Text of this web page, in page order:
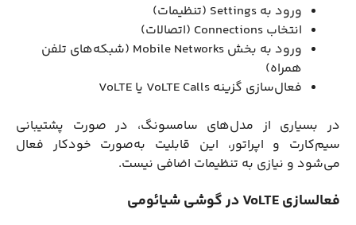
ورود به Settings (تنظیمات)
انتخاب Connections (اتصالات)
ورود به بخش Mobile Networks (شبکه‌های تلفن
همراه)
فعال‌سازی گزینه VoLTE Calls یا VoLTE
در بسیاری از مدل‌های سامسونگ، در صورت پشتیبانی
سیم‌کارت و اپراتور، این قابلیت به‌صورت خودکار فعال
می‌شود و نیازی به تنظیمات اضافی نیست.
فعالسازی VoLTE در گوشی شیائومی